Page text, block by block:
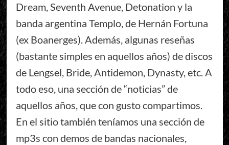
Dream, Seventh Avenue, Detonation y la
banda argentina Templo, de Hernán Fortuna
(ex Boanerges). Además, algunas reseñas
(bastante simples en aquellos años) de discos
de Lengsel, Bride, Antidemon, Dynasty, etc. A
todo eso, una sección de “noticias” de
aquellos años, que con gusto compartimos.
En el sitio también teníamos una sección de
mp3s con demos de bandas nacionales,